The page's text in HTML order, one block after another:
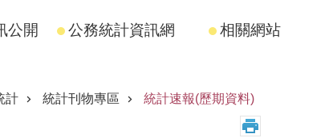
公開 公務統計資訊網 相關網站
計 統計刊物專區 統計速報(歷期資料)